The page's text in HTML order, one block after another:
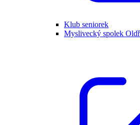
Klub seniorek
Myslivecký spolek